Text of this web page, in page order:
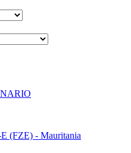
(FZE) - Mauritania